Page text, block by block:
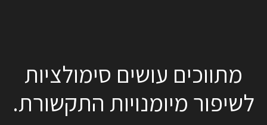
מתווכים עושים סימולציות
לשיפור מיומנויות התקשורת.